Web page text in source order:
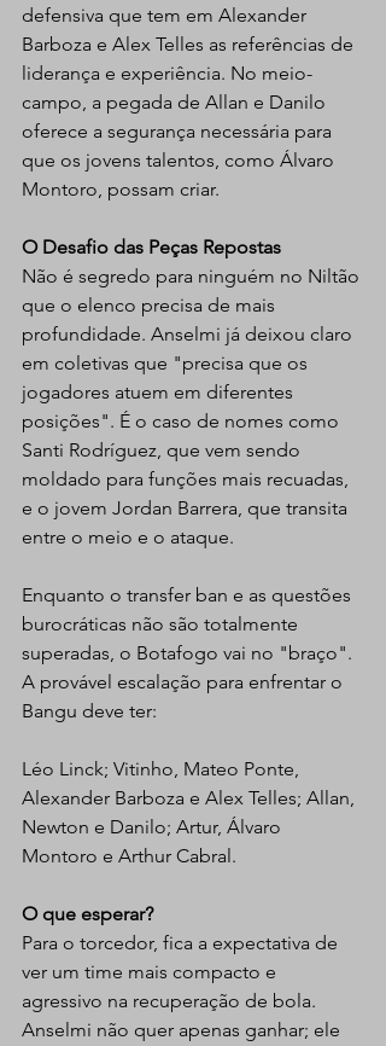
defensiva que tem em Alexander
Barboza e Alex Telles as referências de
liderança e experiência. No meio-
campo, a pegada de Allan e Danilo
oferece a segurança necessária para
que os jovens talentos, como Álvaro
Montoro, possam criar.
O Desafio das Peças Repostas
Não é segredo para ninguém no Niltão
que o elenco precisa de mais
profundidade. Anselmi já deixou claro
em coletivas que "precisa que os
jogadores atuem em diferentes
posições". É o caso de nomes como
Santi Rodríguez, que vem sendo
moldado para funções mais recuadas,
e o jovem Jordan Barrera, que transita
entre o meio e o ataque.
Enquanto o transfer ban e as questões
burocráticas não são totalmente
superadas, o Botafogo vai no "braço".
A provável escalação para enfrentar o
Bangu deve ter:
Léo Linck; Vitinho, Mateo Ponte,
Alexander Barboza e Alex Telles; Allan,
Newton e Danilo; Artur, Álvaro
Montoro e Arthur Cabral.
O que esperar?
Para o torcedor, fica a expectativa de
ver um time mais compacto e
agressivo na recuperação de bola.
Anselmi não quer apenas ganhar; ele